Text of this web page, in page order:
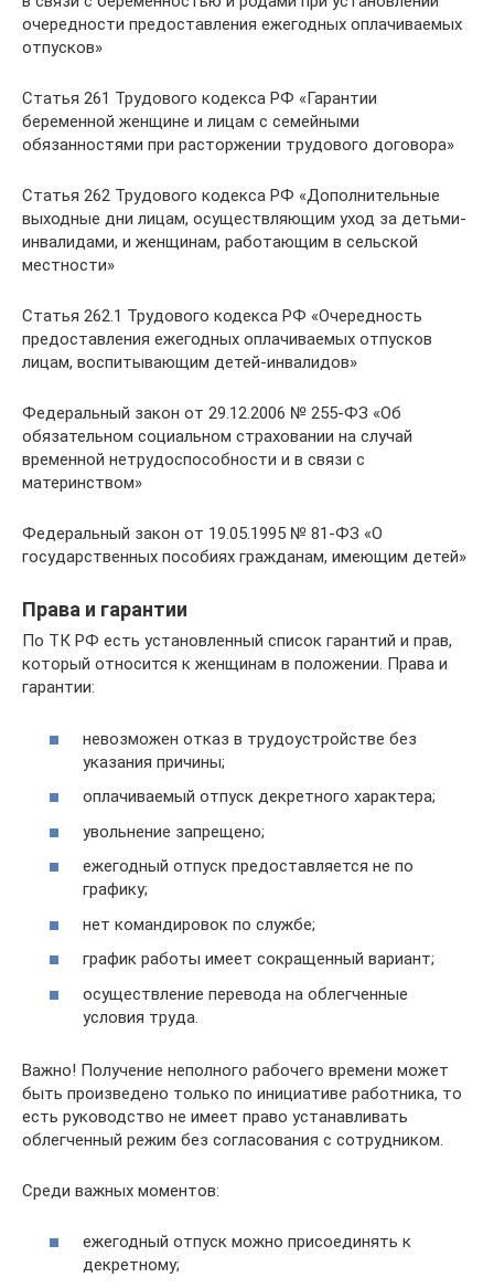
очередности предоставления ежегодных оплачиваемых
отпусков»
Статья 261 Трудового кодекса РФ «Гарантии
беременной женщине и лицам с семейными
обязанностями при расторжении трудового договора»
Статья 262 Трудового кодекса РФ «Дополнительные
выходные дни лицам, осуществляющим уход за детьми-
инвалидами, и женщинам, работающим в сельской
местности»
Статья 262.1 Трудового кодекса РФ «Очередность
предоставления ежегодных оплачиваемых отпусков
лицам, воспитывающим детей-инвалидов»
Федеральный закон от 29.12.2006 № 255-ФЗ «Об
обязательном социальном страховании на случай
временной нетрудоспособности и в связи с
материнством»
Федеральный закон от 19.05.1995 № 81-ФЗ «О
государственных пособиях гражданам, имеющим детей»
Права и гарантии
По ТК РФ есть установленный список гарантий и прав,
который относится к женщинам в положении. Права и
гарантии:
невозможен отказ в трудоустройстве без
указания причины;
оплачиваемый отпуск декретного характера;
увольнение запрещено;
ежегодный отпуск предоставляется не по
графику;
нет командировок по службе;
график работы имеет сокращенный вариант;
осуществление перевода на облегченные
условия труда.
Важно! Получение неполного рабочего времени может
быть произведено только по инициативе работника, то
есть руководство не имеет право устанавливать
облегченный режим без согласования с сотрудником.
Среди важных моментов:
ежегодный отпуск можно присоединять к
декретному;